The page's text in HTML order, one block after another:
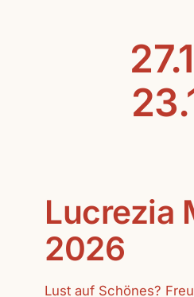
Lucrezia
2026
Lust auf Schönes?